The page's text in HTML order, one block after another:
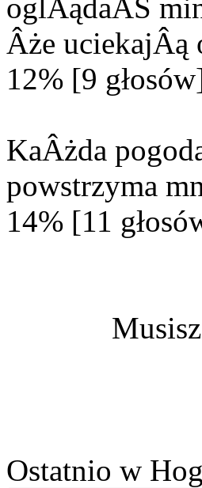
oglÂądaĂŚ
Âże uciekajÂą
12% [9
KaÂżda
powstrzyma
14% [11
Ostatnio w